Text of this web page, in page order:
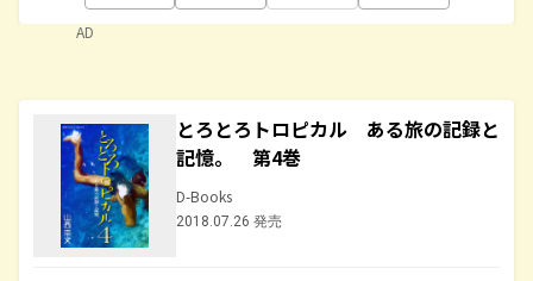
AD
とろとろトロピカル ある旅の記録と
記憶。 第4巻
D-Books
2018.07.26 発売